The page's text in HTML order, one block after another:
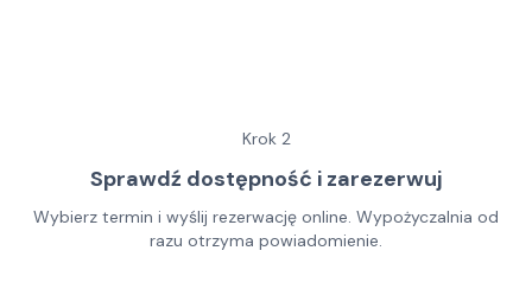
Krok 2
Sprawdź dostępność i zarezerwuj
Wybierz termin i wyślij rezerwację online. Wypożyczalnia od
razu otrzyma powiadomienie.